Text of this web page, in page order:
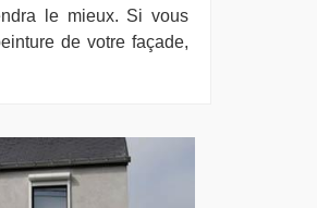
le mieux. Si vous
de votre façade,